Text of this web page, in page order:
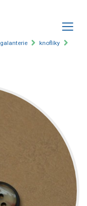
knoflíky